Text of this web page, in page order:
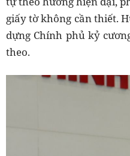
giấy tờ không cần thiết.
dựng Chính phủ kỷ
theo.